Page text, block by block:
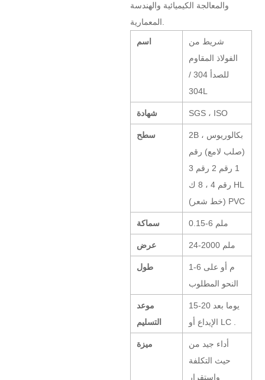
والمعالجة الكيميائية والهندسة
اسم
شريط من
الفولاذ المقاوم
للصدأ 304 /
304L
شهادة SGS ، ISO
سطح
2B ، بكالوريوس
(صلب لامع) رقم
1 رقم 2 رقم 3
رقم 4 ، 8 ك HL
(خط شعر) PVC
سماكة 0.15-6 ملم
عرض 24-2000 ملم
طول
1-6 م أو على
النحو المطلوب
موعد
التسليم
15-20 يوما بعد
الإيداع أو LC .
ميزة
أداء جيد من
حيث التكلفة
واستقرار